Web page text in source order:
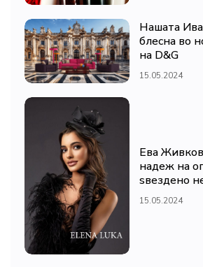
Нашата
блесна во
на D&G
15.05.2024
Ева
надеж на
ѕвездено
15.05.2024